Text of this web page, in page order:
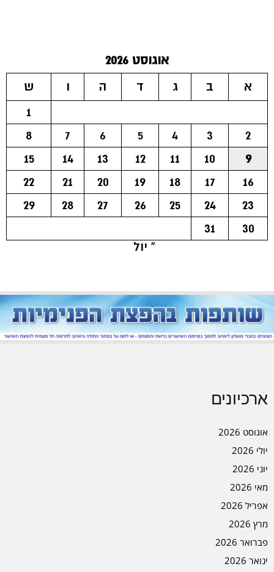
אוגוסט 2026
א
ב ג ד ה ו
ש
1
2
3
4
5
6
7
8
9
10
11
12
13
14
15
16
17
18
19
20
21
22
23
24
25
26
27
28
29
30
31
« יול
ארכיונים
אוגוסט 2026
יולי 2026
יוני 2026
מאי 2026
אפריל 2026
מרץ 2026
פברואר 2026
ינואר 2026